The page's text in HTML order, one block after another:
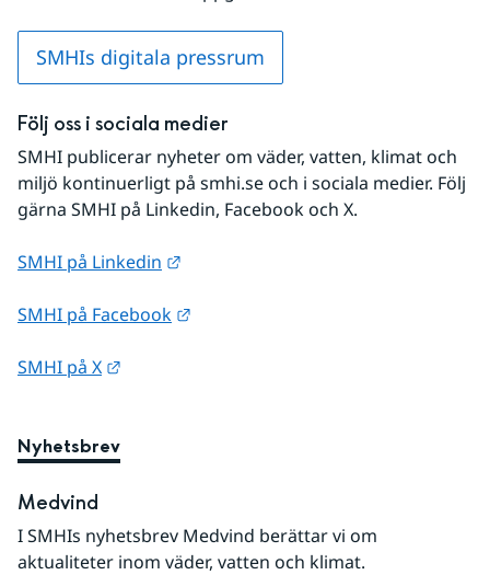
SMHIs digitala pressrum
Följ oss i sociala medier
SMHI publicerar nyheter om väder, vatten, klimat och
miljö kontinuerligt på smhi.se och i sociala medier. Följ
gärna SMHI på Linkedin, Facebook och X.
SMHI på Linkedin
SMHI på Facebook
SMHI på X
Nyhetsbrev
Medvind
I SMHIs nyhetsbrev Medvind berättar vi om
aktualiteter inom väder, vatten och klimat.